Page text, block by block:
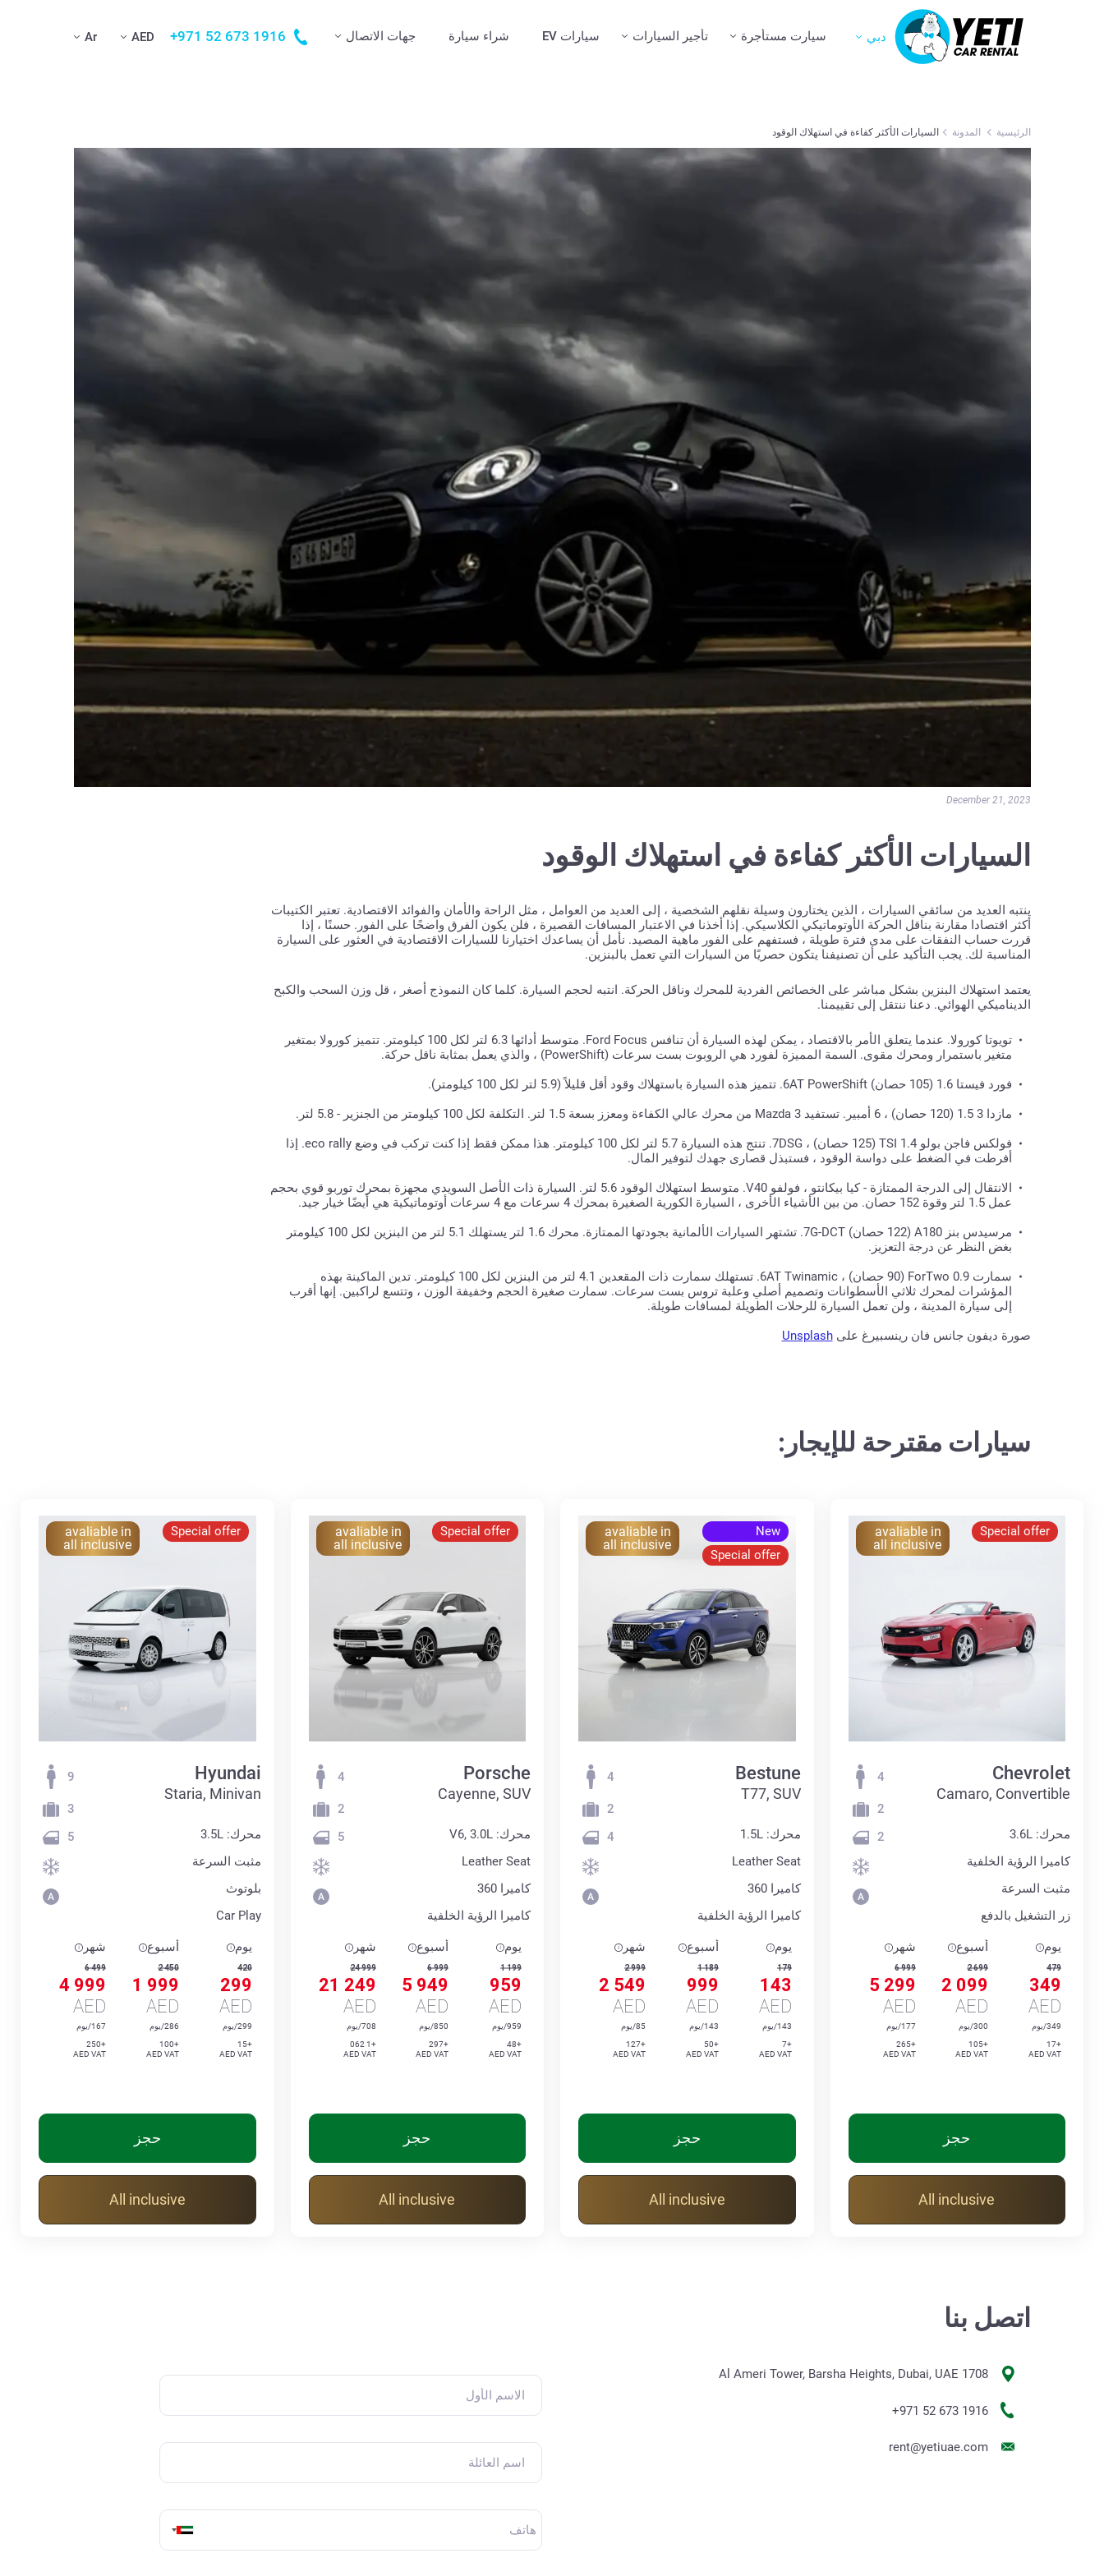
دبي سيارت مستأجرة تأجير السيارات سيارات EV شراء سيارة جهات الاتصال +971 52 673 1916
AED
Ar
الرئيسية المدونة السيارات الأكثر كفاءة في استهلاك الوقود
December 21, 2023
السيارات الأكثر كفاءة في استهلاك الوقود
ينتبه العديد من سائقي السيارات ، الذين يختارون وسيلة نقلهم الشخصية ، إلى العديد من العوامل ، مثل الراحة والأمان والفوائد الاقتصادية. تعتبر الكتيبات
أكثر اقتصادا مقارنة بناقل الحركة الأوتوماتيكي الكلاسيكي. إذا أخذنا في الاعتبار المسافات القصيرة ، فلن يكون الفرق واضحًا على الفور. حسنًا ، إذا
قررت حساب النفقات على مدى فترة طويلة ، فستفهم على الفور ماهية المصيد. نأمل أن يساعدك اختيارنا للسيارات الاقتصادية في العثور على السيارة
المناسبة لك. يجب التأكيد على أن تصنيفنا يتكون حصريًا من السيارات التي تعمل بالبنزين.
يعتمد استهلاك البنزين بشكل مباشر على الخصائص الفردية للمحرك وناقل الحركة. انتبه لحجم السيارة. كلما كان النموذج أصغر ، قل وزن السحب والكبح
الديناميكي الهوائي. دعنا ننتقل إلى تقييمنا.
تويوتا كورولا. عندما يتعلق الأمر بالاقتصاد ، يمكن لهذه السيارة أن تنافس Ford Focus. متوسط ​​أدائها 6.3 لتر لكل 100 كيلومتر. تتميز كورولا بمتغير
متغير باستمرار ومحرك مقوى. السمة المميزة لفورد هي الروبوت بست سرعات (PowerShift) ، والذي يعمل بمثابة ناقل حركة.
فورد فيستا 1.6 (105 حصان) 6АТ PowerShift. تتميز هذه السيارة باستهلاك وقود أقل قليلاً (5.9 لتر لكل 100 كيلومتر).
مازدا 3 1.5 (120 حصان) ، 6 أمبير. تستفيد Mazda 3 من محرك عالي الكفاءة ومعزز بسعة 1.5 لتر. التكلفة لكل 100 كيلومتر من الجنزير - 5.8 لتر.
فولكس فاجن بولو 1.4 TSI (125 حصان) ، 7DSG. تنتج هذه السيارة 5.7 لتر لكل 100 كيلومتر. هذا ممكن فقط إذا كنت تركب في وضع eco rally. إذا
أفرطت في الضغط على دواسة الوقود ، فستبذل قصارى جهدك لتوفير المال.
الانتقال إلى الدرجة الممتازة - كيا بيكانتو ، فولفو V40. متوسط ​​استهلاك الوقود 5.6 لتر. السيارة ذات الأصل السويدي مجهزة بمحرك توربو قوي بحجم
عمل 1.5 لتر وقوة 152 حصان. من بين الأشياء الأخرى ، السيارة الكورية الصغيرة بمحرك 4 سرعات مع 4 سرعات أوتوماتيكية هي أيضًا خيار جيد.
مرسيدس بنز A180 (122 حصان) 7G-DCT. تشتهر السيارات الألمانية بجودتها الممتازة. محرك 1.6 لتر يستهلك 5.1 لتر من البنزين لكل 100 كيلومتر
بغض النظر عن درجة التعزيز.
سمارت ForTwo 0.9 (90 حصان) ، 6АТ Twinamic. تستهلك سمارت ذات المقعدين 4.1 لتر من البنزين لكل 100 كيلومتر. تدين الماكينة بهذه
المؤشرات لمحرك ثلاثي الأسطوانات وتصميم أصلي وعلبة تروس بست سرعات. سمارت صغيرة الحجم وخفيفة الوزن ، وتتسع لراكبين. إنها أقرب
إلى سيارة المدينة ، ولن تعمل السيارة للرحلات الطويلة لمسافات طويلة.
صورة ديفون جانس فان رينسبيرغ علىUnsplash
سيارات مقترحة للإيجار:
Special offer
avaliable in
all inclusive
Chevrolet
Camaro, Convertible
محرك: 3.6L
كاميرا الرؤية الخلفية
مثبت السرعة
زر التشغيل بالدفع
4
2
2
يوم
479
349
AED
349/يوم
+17
AED VAT
أسبوع
2 699
2 099
AED
300/يوم
+105
AED VAT
شهر
6 999
5 299
AED
177/يوم
+265
AED VAT
حجز
All inclusive
New
Special offer
avaliable in
all inclusive
Bestune
T77, SUV
محرك: 1.5L
Leather Seat
كاميرا 360
كاميرا الرؤية الخلفية
4
2
4
يوم
179
143
AED
143/يوم
+7
AED VAT
أسبوع
1 189
999
AED
143/يوم
+50
AED VAT
شهر
2 999
2 549
AED
85/يوم
+127
AED VAT
حجز
All inclusive
Special offer
avaliable in
all inclusive
Porsche
Cayenne, SUV
محرك: V6, 3.0L
Leather Seat
كاميرا 360
كاميرا الرؤية الخلفية
4
2
5
يوم
1 199
959
AED
959/يوم
+48
AED VAT
أسبوع
6 999
5 949
AED
850/يوم
+297
AED VAT
شهر
24 999
21 249
AED
708/يوم
+1 062
AED VAT
حجز
All inclusive
Special offer
avaliable in
all inclusive
Hyundai
Staria, Minivan
محرك: 3.5L
مثبت السرعة
بلوتوث
Car Play
9
3
5
يوم
420
299
AED
299/يوم
+15
AED VAT
أسبوع
2 450
1 999
AED
286/يوم
+100
AED VAT
شهر
6 499
4 999
AED
167/يوم
+250
AED VAT
حجز
All inclusive
اتصل بنا
1708 Al Ameri Tower, Barsha Heights, Dubai, UAE
+971 52 673 1916
rent@yetiuae.com